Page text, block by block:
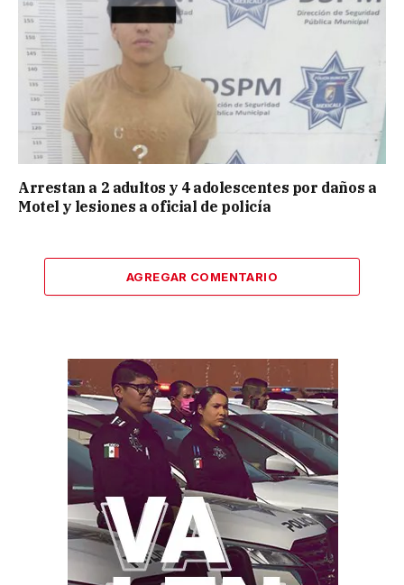
Arrestan a 2 adultos y 4 adolescentes por daños a
Motel y lesiones a oficial de policía
AGREGAR COMENTARIO